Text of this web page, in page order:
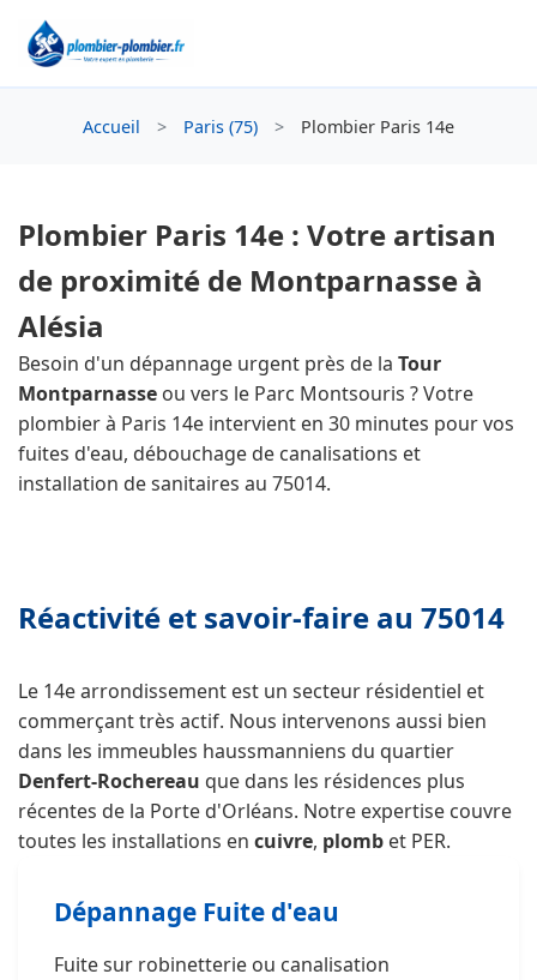
Accueil > Paris (75) > Plombier Paris 14e
Plombier Paris 14e : Votre artisan
de proximité de Montparnasse à
Alésia
Besoin d'un dépannage urgent près de la Tour
Montparnasse ou vers le Parc Montsouris ? Votre
plombier à Paris 14e intervient en 30 minutes pour vos
fuites d'eau, débouchage de canalisations et
installation de sanitaires au 75014.
Réactivité et savoir-faire au 75014
Le 14e arrondissement est un secteur résidentiel et
commerçant très actif. Nous intervenons aussi bien
dans les immeubles haussmanniens du quartier
Denfert-Rochereau que dans les résidences plus
récentes de la Porte d'Orléans. Notre expertise couvre
toutes les installations en cuivre, plomb et PER.
Dépannage Fuite d'eau
Fuite sur robinetterie ou canalisation